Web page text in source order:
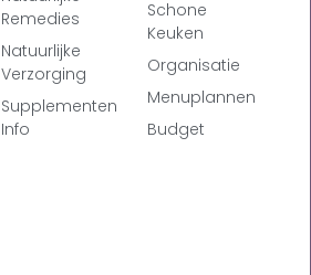
Remedies
Natuurlijke
Verzorging
Supplementen
Info
Schone
Keuken
Organisatie
Menuplannen
Budget